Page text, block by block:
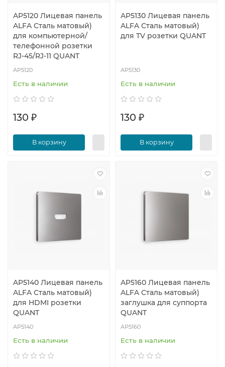
AP5120 Лицевая панель
ALFA Сталь матовый)
для компьютерной/
телефонной розетки
RJ-45/RJ-11 QUANT
AP5120
Есть в наличии
130 ₽
В корзину
AP5130 Лицевая панель
ALFA Сталь матовый)
для TV розетки QUANT
AP5130
Есть в наличии
130 ₽
В корзину
AP5140 Лицевая панель
ALFA Сталь матовый)
для HDMI розетки
QUANT
AP5140
Есть в наличии
AP5160 Лицевая панель
ALFA Сталь матовый)
заглушка для суппорта
QUANT
AP5160
Есть в наличии